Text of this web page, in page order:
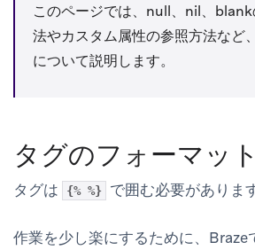
このページでは、null、nil、
法やカスタム属性の参照方法など
について説明します。
タグのフォーマット
タグは {% %} で囲む必要があります
作業を少し楽にするために、Braze